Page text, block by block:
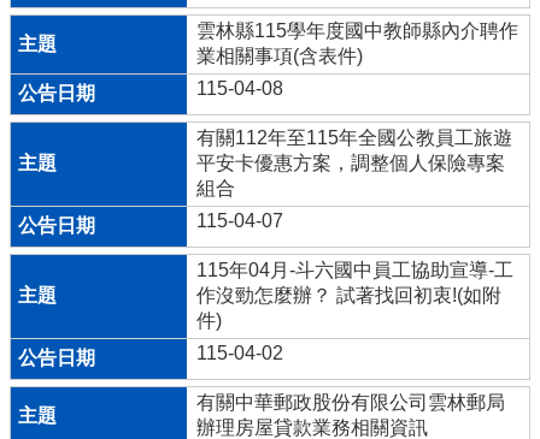
公
開
訊
位
生
證
斗
國
語
日
專
雲林縣115學年度國中教師縣內介聘作
業相關事項(含表件)
115-04-08
有關112年至115年全國公教員工旅遊
平安卡優惠方案，調整個人保險專案
組合
115-04-07
115年04月-斗六國中員工協助宣導-工
作沒勁怎麼辦？ 試著找回初衷!(如附
件)
115-04-02
有關中華郵政股份有限公司雲林郵局
辦理房屋貸款業務相關資訊